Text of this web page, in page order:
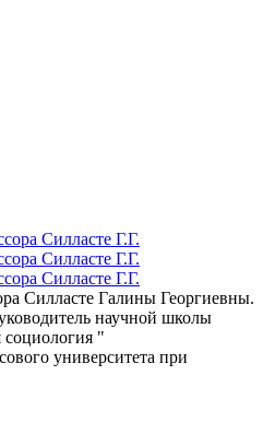
Силласте Галины Георгиевны.
научной школы
социология "
университета при